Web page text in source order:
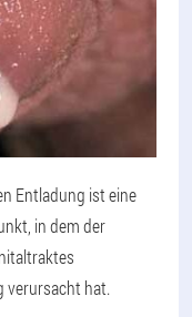
Entladung ist eine
in dem der
verursacht hat.